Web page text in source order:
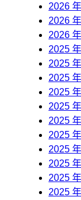
2026
2026
2026
2025
2025
2025
2025
2025
2025
2025
2025
2025
2025
2025